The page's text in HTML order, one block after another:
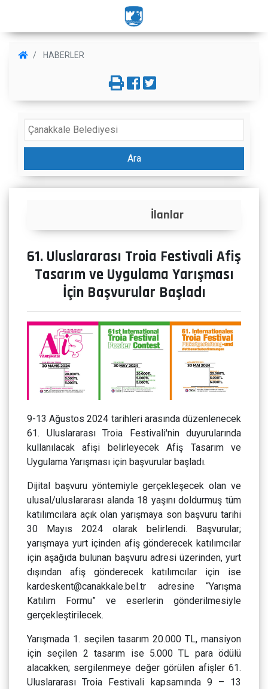
HABERLER
Ara
61. Uluslararası Troia Festivali Afiş
Tasarım ve Uygulama Yarışması
İçin Başvurular Başladı
9-13 Ağustos 2024 tarihleri arasında düzenlenecek
61. Uluslararası Troia Festivali'nin duyurularında
kullanılacak afişi belirleyecek Afiş Tasarım ve
Uygulama Yarışması için başvurular başladı.
Dijital başvuru yöntemiyle gerçekleşecek olan ve
ulusal/uluslararası alanda 18 yaşını doldurmuş tüm
katılımcılara açık olan yarışmaya son başvuru tarihi
30 Mayıs 2024 olarak belirlendi. Başvurular;
yarışmaya yurt içinden afiş gönderecek katılımcılar
için aşağıda bulunan başvuru adresi üzerinden, yurt
dışından afiş gönderecek katılımcılar için ise
kardeskent@canakkale.bel.tr adresine “Yarışma
Katılım Formu” ve eserlerin gönderilmesiyle
gerçekleştirilecek.
Yarışmada 1. seçilen tasarım 20.000 TL, mansiyon
için seçilen 2 tasarım ise 5.000 TL para ödülü
alacakken; sergilenmeye değer görülen afişler 61.
Uluslararası Troia Festivali kapsamında 9 – 13